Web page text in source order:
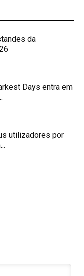
da
Days entra em
utilizadores por